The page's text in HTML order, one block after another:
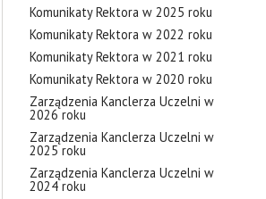
Komunikaty Rektora w 2025 roku
Komunikaty Rektora w 2022 roku
Komunikaty Rektora w 2021 roku
Komunikaty Rektora w 2020 roku
Zarządzenia Kanclerza Uczelni w
2026 roku
Zarządzenia Kanclerza Uczelni w
2025 roku
Zarządzenia Kanclerza Uczelni w
2024 roku